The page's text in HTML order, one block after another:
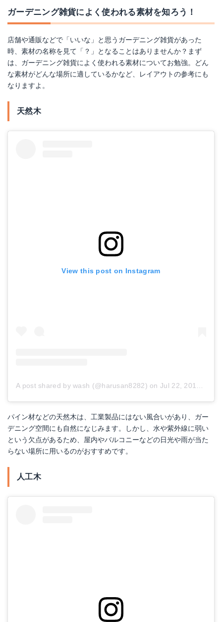
Amazonで詳細を見る
楽天で詳細を見る
Amazonで詳細を見る
楽天で詳細を見る
Amazonで詳細を見る
楽天で詳細を見る
ガーデニング雑貨によく使われる素材を知ろう！
店舗や通販などで「いいな」と思うガーデニング雑貨があった
時、素材の名称を見て「？」となることはありませんか？まず
は、ガーデニング雑貨によく使われる素材についてお勉強。どん
な素材がどんな場所に適しているかなど、レイアウトの参考にも
なりますよ。
天然木
View this post on Instagram
A post shared by wash (@harusan8282) onJul 22, 2018 at 6:00pm PDT
パイン材などの天然木は、工業製品にはない風合いがあり、ガー
デニング空間にも自然になじみます。しかし、水や紫外線に弱い
という欠点があるため、屋内やバルコニーなどの日光や雨が当た
らない場所に用いるのがおすすめです。
人工木